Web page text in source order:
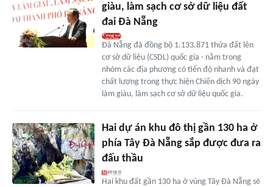
giàu, làm sạch cơ sở dữ liệu đất
đai Đà Nẵng
Đà Nẵng đã đồng bộ 1.133.871 thửa đất lên
cơ sở dữ liệu (CSDL) quốc gia - nằm trong
nhóm các địa phương có tiến độ nhanh và đạt
chất lượng trong thực hiện Chiến dịch 90 ngày
làm giàu, làm sạch cơ sở dữ liệu quốc gia.
Hai dự án khu đô thị gần 130 ha ở
phía Tây Đà Nẵng sắp được đưa ra
đấu thầu
Hai khu đất gần 130 ha ở vùng Tây Đà Nẵng sẽ